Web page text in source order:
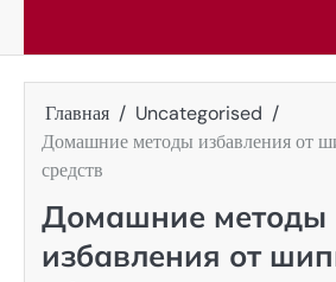
Главная
Uncategorised
Домашние методы избавления от
средств
Домашние методы
избавления от